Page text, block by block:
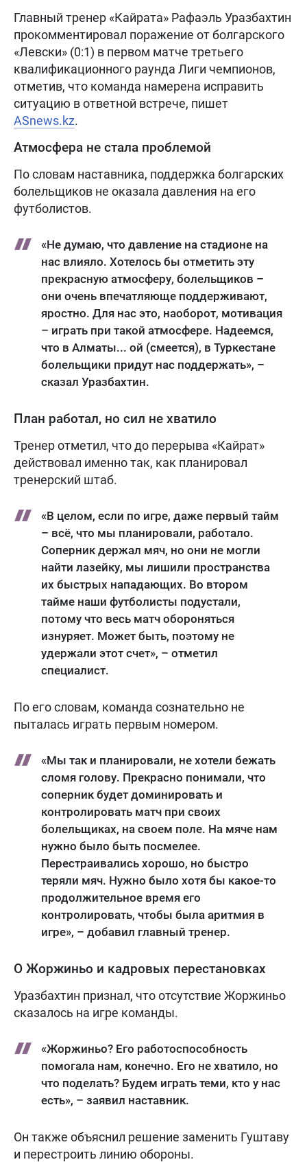
Главный тренер «Кайрата» Рафаэль Уразбахтин
прокомментировал поражение от болгарского
«Левски» (0:1) в первом матче третьего
квалификационного раунда Лиги чемпионов,
отметив, что команда намерена исправить
ситуацию в ответной встрече, пишет
ASnews.kz.
Атмосфера не стала проблемой
По словам наставника, поддержка болгарских
болельщиков не оказала давления на его
футболистов.
«Не думаю, что давление на стадионе на
нас влияло. Хотелось бы отметить эту
прекрасную атмосферу, болельщиков –
они очень впечатляюще поддерживают,
яростно. Для нас это, наоборот, мотивация
– играть при такой атмосфере. Надеемся,
что в Алматы... ой (смеется), в Туркестане
болельщики придут нас поддержать», –
сказал Уразбахтин.
План работал, но сил не хватило
Тренер отметил, что до перерыва «Кайрат»
действовал именно так, как планировал
тренерский штаб.
«В целом, если по игре, даже первый тайм
– всё, что мы планировали, работало.
Соперник держал мяч, но они не могли
найти лазейку, мы лишили пространства
их быстрых нападающих. Во втором
тайме наши футболисты подустали,
потому что весь матч обороняться
изнуряет. Может быть, поэтому не
удержали этот счет», – отметил
специалист.
По его словам, команда сознательно не
пыталась играть первым номером.
«Мы так и планировали, не хотели бежать
сломя голову. Прекрасно понимали, что
соперник будет доминировать и
контролировать матч при своих
болельщиках, на своем поле. На мяче нам
нужно было быть посмелее.
Перестраивались хорошо, но быстро
теряли мяч. Нужно было хотя бы какое-то
продолжительное время его
контролировать, чтобы была аритмия в
игре», – добавил главный тренер.
О Жоржиньо и кадровых перестановках
Уразбахтин признал, что отсутствие Жоржиньо
сказалось на игре команды.
«Жоржиньо? Его работоспособность
помогала нам, конечно. Его не хватило, но
что поделать? Будем играть теми, кто у нас
есть», – заявил наставник.
Он также объяснил решение заменить Гуштаву
и перестроить линию обороны.